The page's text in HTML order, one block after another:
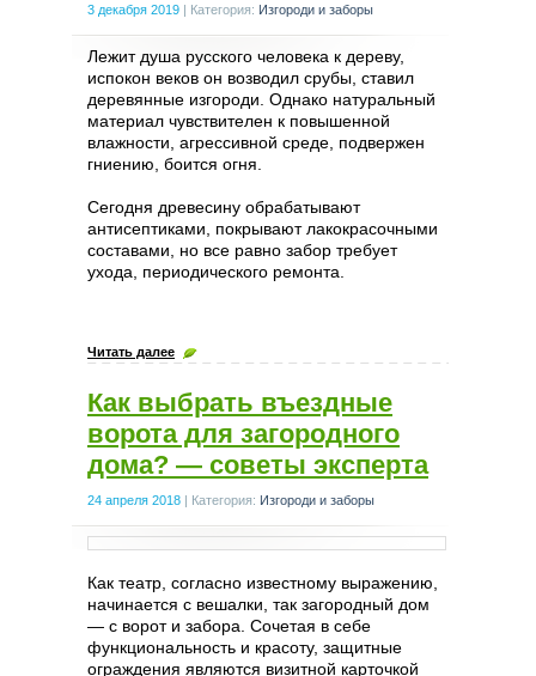
3 декабря 2019 | Категория: Изгороди и заборы
Лежит душа русского человека к дереву,
испокон веков он возводил срубы, ставил
деревянные изгороди. Однако натуральный
материал чувствителен к повышенной
влажности, агрессивной среде, подвержен
гниению, боится огня.
Сегодня древесину обрабатывают
антисептиками, покрывают лакокрасочными
составами, но все равно забор требует
ухода, периодического ремонта.
Читать далее
Как выбрать въездные
ворота для загородного
дома? — советы эксперта
24 апреля 2018 | Категория: Изгороди и заборы
Как театр, согласно известному выражению,
начинается с вешалки, так загородный дом
— с ворот и забора. Сочетая в себе
функциональность и красоту, защитные
ограждения являются визитной карточкой